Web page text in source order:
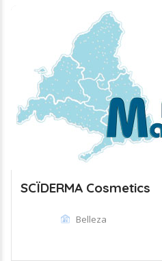
SCÏDERMA Cosmetics
Belleza